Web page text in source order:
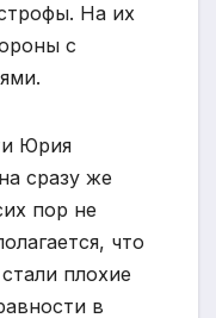
На их
с
Юрия
сразу же
пор не
что
плохие
в